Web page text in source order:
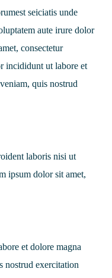
seiciatis unde
aute irure dolor
consectetur
incididunt ut labore et
quis nostrud
laboris nisi ut
ipsum dolor sit amet,
et dolore magna
nostrud exercitation